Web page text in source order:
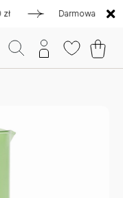
Darmowa dostawa